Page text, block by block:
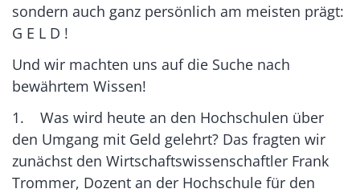
sondern auch ganz persönlich am meisten prägt:
G E L D !
Und wir machten uns auf die Suche nach
bewährtem Wissen!
1. Was wird heute an den Hochschulen über
den Umgang mit Geld gelehrt? Das fragten wir
zunächst den Wirtschaftswissenschaftler Frank
Trommer, Dozent an der Hochschule für den